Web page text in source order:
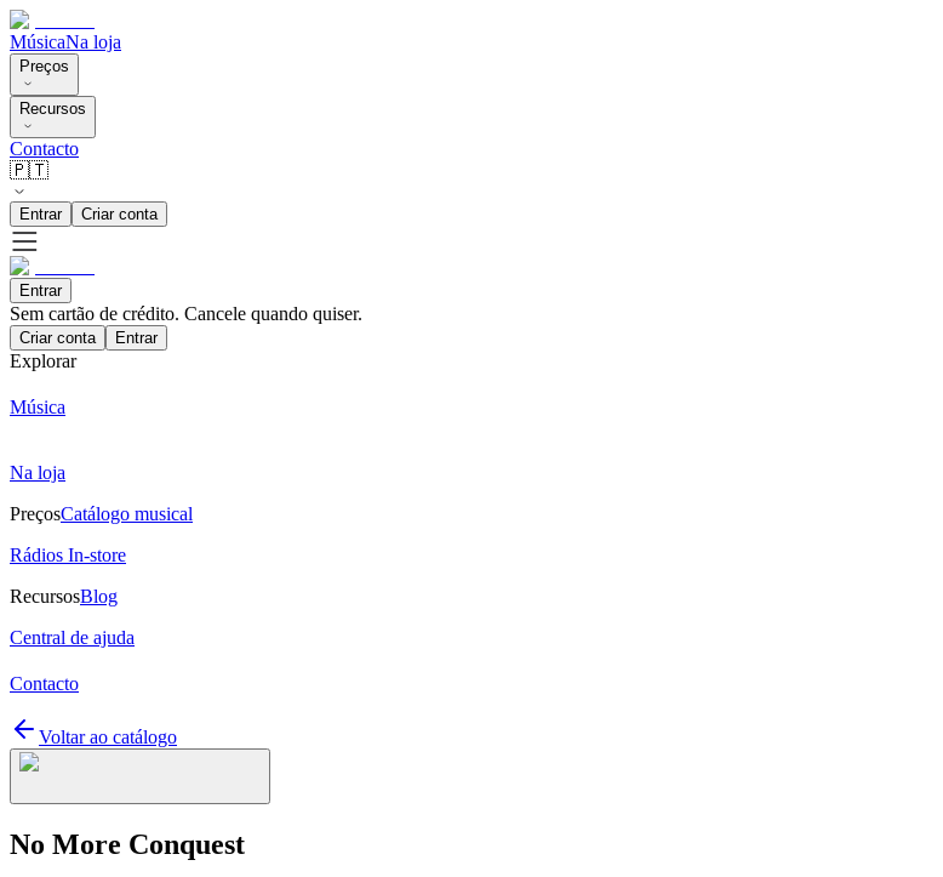
MúsicaNa loja
Preços
Recursos
Contacto
🇵🇹
Entrar Criar conta
Entrar
Sem cartão de crédito. Cancele quando quiser.
Criar conta Entrar
Explorar
Música
Na loja
PreçosCatálogo musical
Rádios In-store
RecursosBlog
Central de ajuda
Contacto
Voltar ao catálogo
No More Conquest